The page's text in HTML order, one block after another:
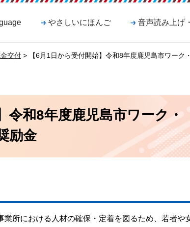
やさしいにほんご 音声読み上げ
交付 > 【6月1日から受付開始】令和8年度鹿児島市ワーク
令和8年度鹿児島市ワーク・
励金
所における人材の確保・定着を図るため、若者や